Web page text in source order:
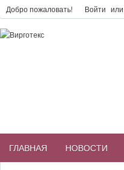
Добро пожаловать! Войти или
ГЛАВНАЯ НОВОСТИ